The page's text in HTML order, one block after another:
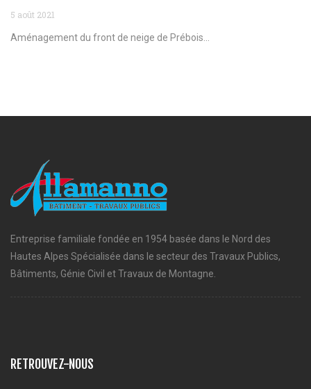
5 août 2021
Aménagement du front de neige de Prébois...
Entreprise familiale fondée en 1954 basée dans le Nord des
Hautes Alpes Spécialisée dans le secteur des Travaux Publics,
Bâtiments, Génie Civil et Travaux de Montagne.
RETROUVEZ-NOUS